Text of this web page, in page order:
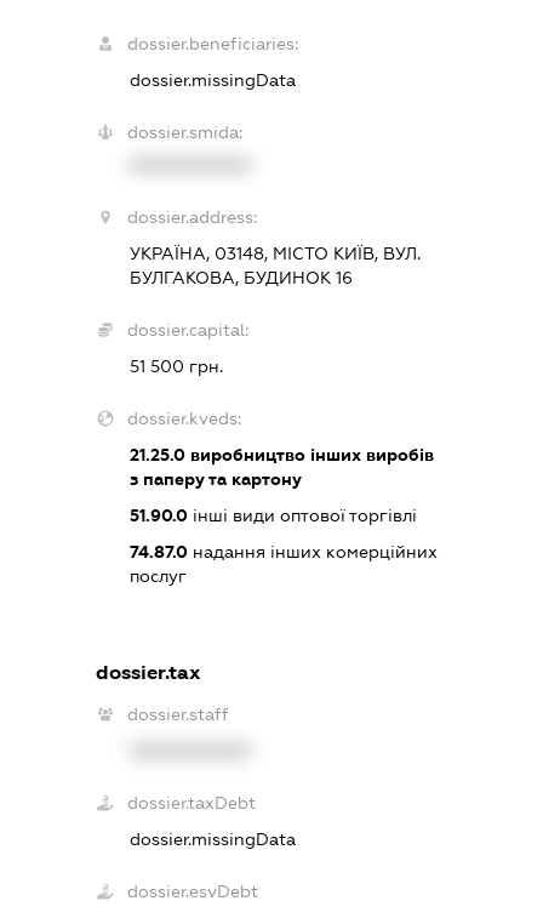
dossier.beneficiaries:
dossier.missingData
dossier.smida:
dossier.address:
УКРАЇНА, 03148, МІСТО КИЇВ, ВУЛ.
БУЛГАКОВА, БУДИНОК 16
dossier.capital:
51 500 грн.
dossier.kveds:
21.25.0 виробництво інших виробів
з паперу та картону
51.90.0 інші види оптової торгівлі
74.87.0 надання інших комерційних
послуг
dossier.tax
dossier.staff
dossier.taxDebt
dossier.missingData
dossier.esvDebt